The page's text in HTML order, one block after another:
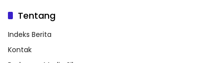
Tentang
Indeks Berita
Kontak